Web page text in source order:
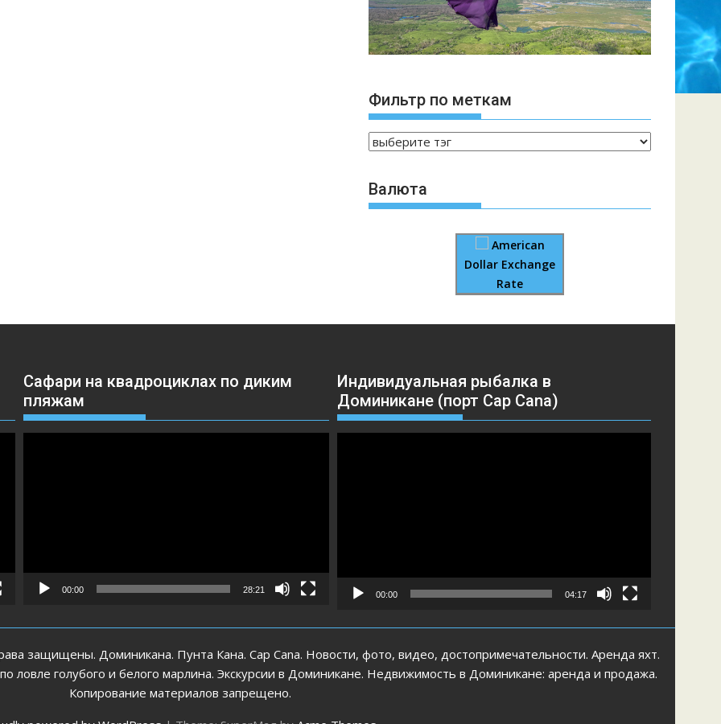
Фильтр по меткам
Валюта
American
Dollar Exchange
Rate
Сафари на квадроциклах по диким
пляжам
00:00 28:21
Индивидуальная рыбалка в
Доминикане (порт Cap Cana)
00:00 04:17
защищены. Доминикана. Пунта Кана. Cap Cana. Новости, фото, видео, достопримечательности. Аренда яхт.
голубого и белого марлина. Экскурсии в Доминикане. Недвижимость в Доминикане: аренда и продажа.
Копирование материалов запрещено.